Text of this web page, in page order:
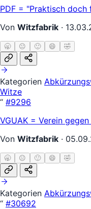
PDF = "Praktisch
Von Witzfabrik ·
🥱 😐 🙂 😄 🤣
Kategorien
Witze
“ #9296
VGUAK = Verein
Von Witzfabrik ·
🥱 😐 🙂 😄 🤣
Kategorien
“ #30692